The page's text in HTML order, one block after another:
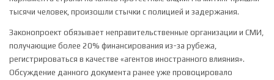
тысячи человек, произошли стычки с полицией и задержания.
Законопроект обязывает неправительственные организации и СМИ,
получающие более 20% финансирования из-за рубежа,
регистрироваться в качестве «агентов иностранного влияния».
Обсуждение данного документа ранее уже провоцировало